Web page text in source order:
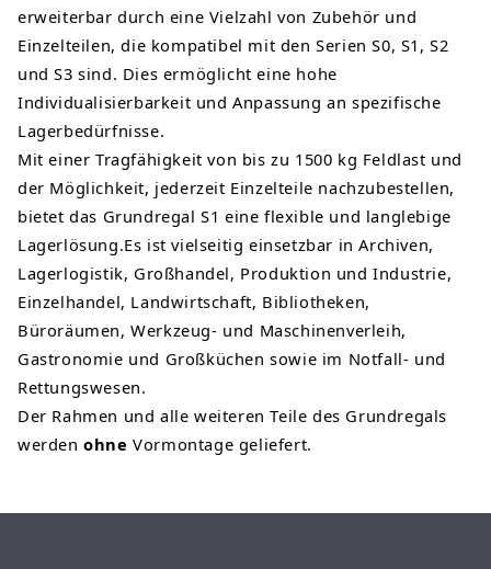
erweiterbar durch eine Vielzahl von Zubehör und
Einzelteilen, die kompatibel mit den Serien S0, S1, S2
und S3 sind. Dies ermöglicht eine hohe
Individualisierbarkeit und Anpassung an spezifische
Lagerbedürfnisse.
Mit einer Tragfähigkeit von bis zu 1500 kg Feldlast und
der Möglichkeit, jederzeit Einzelteile nachzubestellen,
bietet das Grundregal S1 eine flexible und langlebige
Lagerlösung.Es ist vielseitig einsetzbar in Archiven,
Lagerlogistik, Großhandel, Produktion und Industrie,
Einzelhandel, Landwirtschaft, Bibliotheken,
Büroräumen, Werkzeug- und Maschinenverleih,
Gastronomie und Großküchen sowie im Notfall- und
Rettungswesen.
Der Rahmen und alle weiteren Teile des Grundregals
werdenohne Vormontage geliefert.